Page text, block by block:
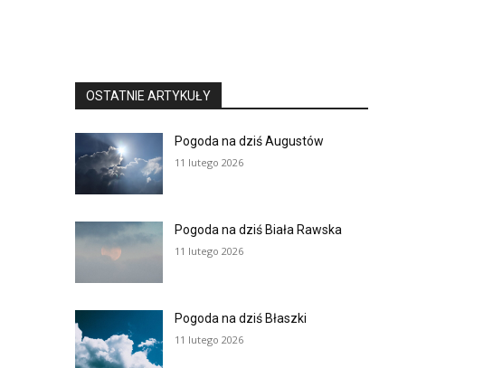
OSTATNIE ARTYKUŁY
Pogoda na dziś Augustów
11 lutego 2026
Pogoda na dziś Biała Rawska
11 lutego 2026
Pogoda na dziś Błaszki
11 lutego 2026